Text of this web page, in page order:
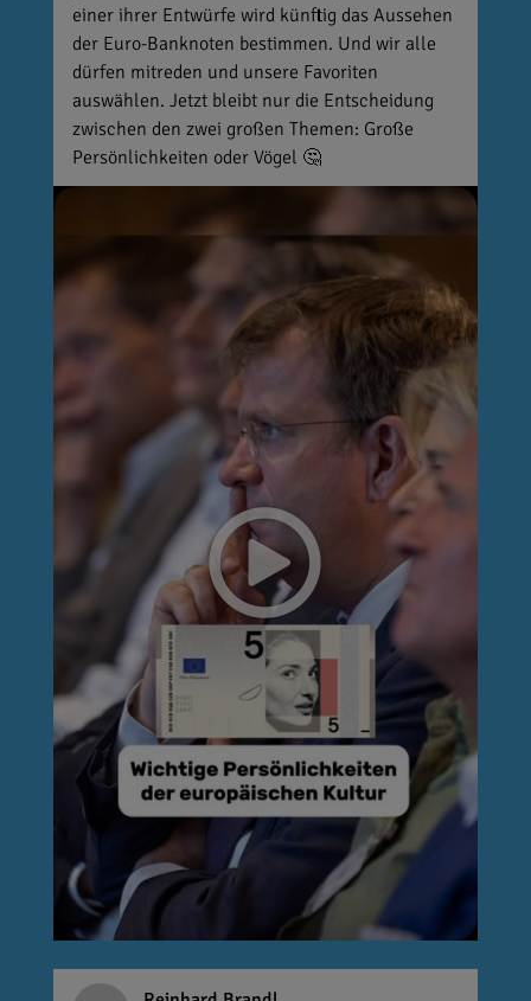
einer ihrer Entwürfe wird künftig das Aussehen
der Euro-Banknoten bestimmen. Und wir alle
dürfen mitreden und unsere Favoriten
auswählen. Jetzt bleibt nur die Entscheidung
zwischen den zwei großen Themen: Große
Persönlichkeiten oder Vögel 🤔